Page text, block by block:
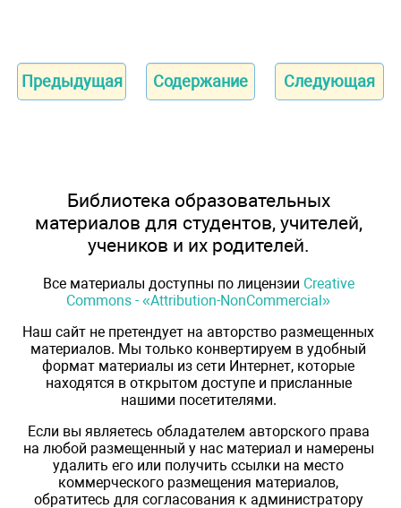
Предыдущая Содержание Следующая
Библиотека образовательных
материалов для студентов, учителей,
учеников и их родителей.
Все материалы доступны по лицензии Creative
Commons - «Attribution-NonCommercial»
Наш сайт не претендует на авторство размещенных
материалов. Мы только конвертируем в удобный
формат материалы из сети Интернет, которые
находятся в открытом доступе и присланные
нашими посетителями.
Если вы являетесь обладателем авторского права
на любой размещенный у нас материал и намерены
удалить его или получить ссылки на место
коммерческого размещения материалов,
обратитесь для согласования к администратору